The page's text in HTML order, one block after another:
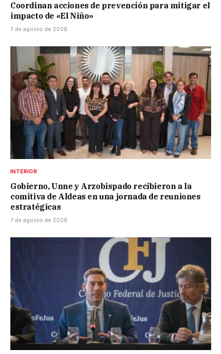
Coordinan acciones de prevención para mitigar el
impacto de «El Niño»
7 de agosto de 2026
INTERIOR
Gobierno, Unne y Arzobispado recibieron a la
comitiva de Aldeas en una jornada de reuniones
estratégicas
7 de agosto de 2026